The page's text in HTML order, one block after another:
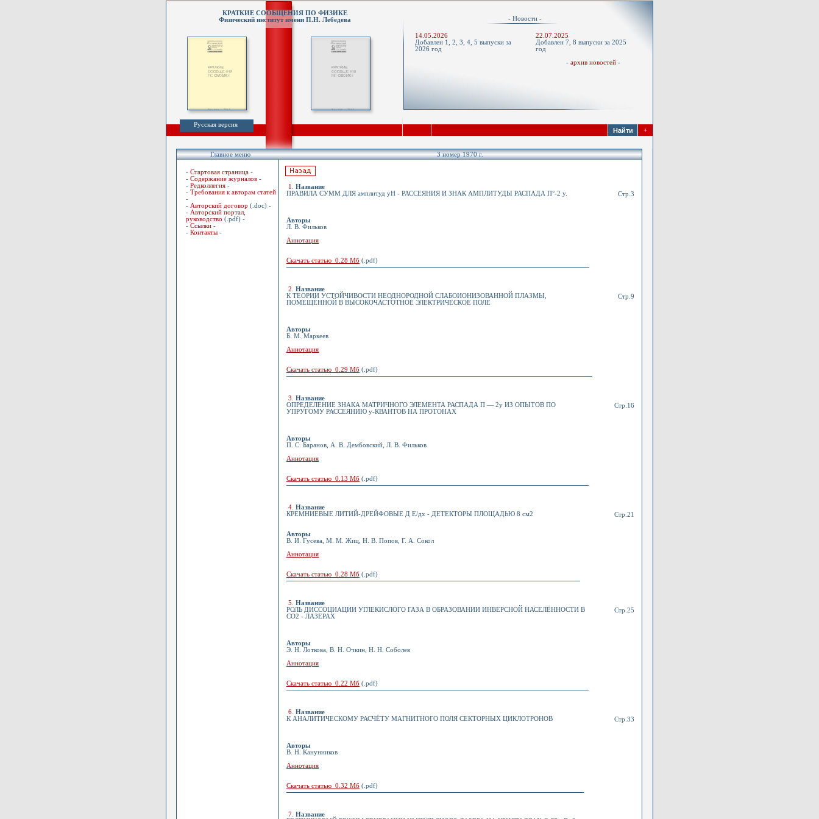
КРАТКИЕ СООБЩЕНИЯ ПО ФИЗИКЕ
Физический институт имени П.Н. Лебедева
- Новости -
14.05.2026
Добавлен 1, 2, 3, 4, 5 выпуски за
2026 год
22.07.2025
Добавлен 7, 8 выпуски за 2025
год
- архив новостей -
Русская версия
+
Главное меню 3 номер 1970 г.
- Стартовая страница -
- Содержание журналов -
- Редколлегия -
- Требования к авторам статей
-
- Авторский договор (.doc) -
- Авторский портал,
руководство (.pdf) -
- Ссылки -
- Контакты -
1
Название
ПРАВИЛА СУММ ДЛЯ амплитуд yН - РАССЕЯНИЯ И ЗНАК АМПЛИТУДЫ РАСПАДА П°-2 y.
Авторы
Л. В. Фильков
Аннотация
Скачать статью 0.28 Мб (.pdf)
Стр.3
2
Название
К ТЕОРИИ УСТОЙЧИВОСТИ НЕОДНОРОДНОЙ СЛАБОИОНИЗОВАННОЙ ПЛАЗМЫ,
ПОМЕЩЁННОЙ В ВЫСОКОЧАСТОТНОЕ ЭЛЕКТРИЧЕСКОЕ ПОЛЕ
Авторы
Б. М. Маркеев
Аннотация
Скачать статью 0.29 Мб (.pdf)
Стр.9
3
Название
ОПРЕДЕЛЕНИЕ ЗНАКА МАТРИЧНОГО ЭЛЕМЕНТА РАСПАДА П — 2y ИЗ ОПЫТОВ ПО
УПРУГОМУ РАССЕЯНИЮ y-КВАНТОВ НА ПРОТОНАХ
Авторы
П. С. Баранов, А. В. Дембовский, Л. В. Фильков
Аннотация
Скачать статью 0.13 Мб (.pdf)
Стр.16
4 Название
КРЕМНИЕВЫЕ ЛИТИЙ-ДРЕЙФОВЫЕ Д Е/дх - ДЕТЕКТОРЫ ПЛОЩАДЬЮ 8 см2
Авторы
В. И. Гусева, М. М. Жиц, Н. В. Попов, Г. А. Сокол
Аннотация
Скачать статью 0.28 Мб (.pdf)
Стр.21
5
Название
РОЛЬ ДИССОЦИАЦИИ УГЛЕКИСЛОГО ГАЗА В ОБРАЗОВАНИИ ИНВЕРСНОЙ НАСЕЛЁННОСТИ В
СО2 - ЛАЗЕРАХ
Авторы
Э. Н. Лоткова, В. Н. Очкин, Н. Н. Соболев
Аннотация
Скачать статью 0.22 Мб (.pdf)
Стр.25
6 Название
К АНАЛИТИЧЕСКОМУ РАСЧЁТУ МАГНИТНОГО ПОЛЯ СЕКТОРНЫХ ЦИКЛОТРОНОВ
Авторы
В. Н. Канунников
Аннотация
Скачать статью 0.32 Мб (.pdf)
Стр.33
7 Название